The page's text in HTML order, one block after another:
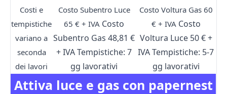
Attiva luce e gas con papernest
Costi e
tempistiche
variano a
seconda
dei lavori
Costo Subentro Luce
65 € + IVA Costo
Subentro Gas 48,81 €
+ IVATempistiche: 7
gg lavorativi
Costo Voltura Gas 60
€ + IVA Costo
Voltura Luce 50 € +
IVATempistiche: 5-7
gg lavorativi